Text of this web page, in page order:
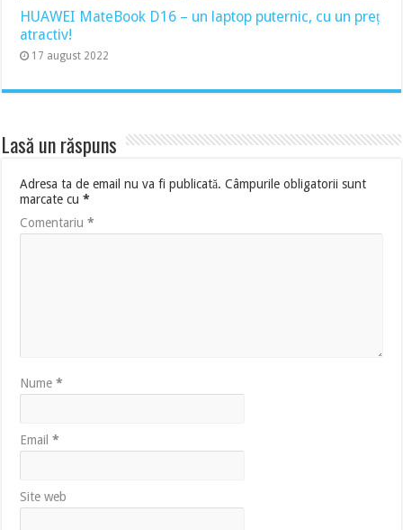
HUAWEI MateBook D16 – un laptop puternic, cu un preț
atractiv!
17 august 2022
Lasă un răspuns
Adresa ta de email nu va fi publicată. Câmpurile obligatorii sunt
marcate cu*
Comentariu*
Nume*
Email*
Site web